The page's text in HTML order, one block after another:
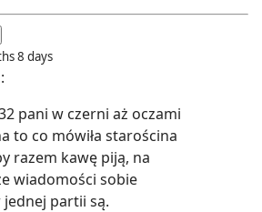
8 days
pani w czerni aż oczami
to co mówiła starościna
razem kawę piją, na
wiadomości sobie
jednej partii są.